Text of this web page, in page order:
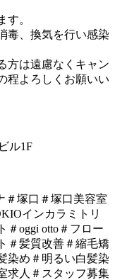
す。
毒、換気を行い感染
方は遠慮なくキャン
程よろしくお願いい
ル1F
＃塚口＃塚口美容室
インカラミトリ
＃oggi otto＃フロー
＃髪質改善＃縮毛矯
染め＃明るい白髪染
求人＃スタッフ募集